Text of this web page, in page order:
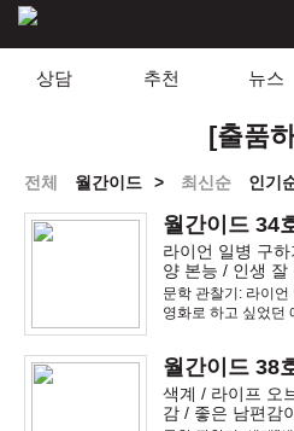
상담 추천 뉴스
[출품
전체 월간이드 > 최신순 인기
월간이드 34
라이언 일병 구
양 본능 / 인생 잘
문학 관찰기: 라이언
영화로 하고 싶었던
다. 단지 (트럼프 지
월간이드 38
색계 / 라이프 오
감 / 좋은 남편감